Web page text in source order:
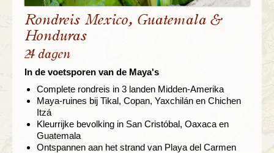
Rondreis Mexico, Guatemala &
Honduras
24 dagen
In de voetsporen van de Maya's
Complete rondreis in 3 landen Midden-Amerika
Maya-ruines bij Tikal, Copan, Yaxchilán en Chichen
Itzá
Kleurrijke bevolking in San Cristóbal, Oaxaca en
Guatemala
Ontspannen aan het strand van Playa del Carmen